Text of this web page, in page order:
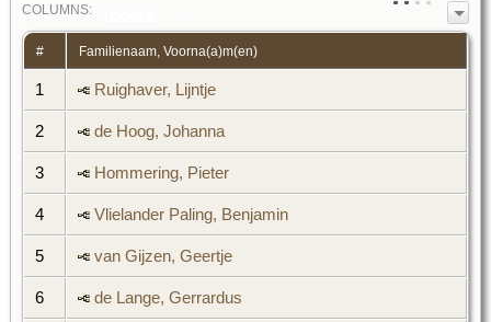
COLUMNS:
# Familienaam, Voorna(a)m(en)
1 Ruighaver, Lijntje
2 de Hoog, Johanna
3 Hommering, Pieter
4 Vlielander Paling, Benjamin
5 van Gijzen, Geertje
6 de Lange, Gerrardus